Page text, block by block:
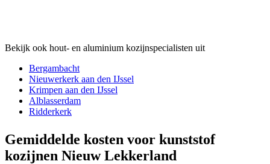
Bekijk ook hout- en aluminium kozijnspecialisten uit
Bergambacht
Nieuwerkerk aan den IJssel
Krimpen aan den IJssel
Alblasserdam
Ridderkerk
Gemiddelde kosten voor kunststof
kozijnen Nieuw Lekkerland